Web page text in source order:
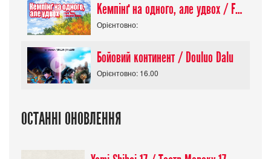
Кемпінґ на одного, але удвох / Futari Solo Camp
Орієнтовно:
Бойовий континент / Douluo Dalu
Орієнтовно: 16.00
ОСТАННІ ОНОВЛЕННЯ